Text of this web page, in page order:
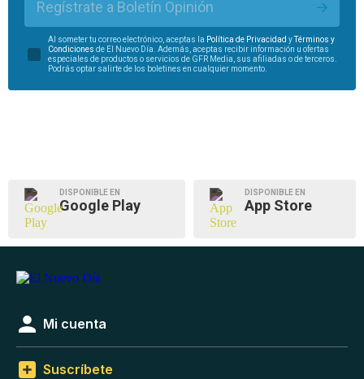
Regístrate a Boletín Opinión
Al someter tu correo electrónico, aceptas la Política de Privacidad y
Términos y
Condiciones de El Nuevo Día. Además, aceptas recibir información u ofertas
especiales de productos o servicios de GFR Media, sus afiliadas o de terceros.
Podrás optar salirte de los boletines en cualquier momento.
DISPONIBLE EN
Google Play
DISPONIBLE EN
App Store
Mi cuenta
Suscríbete